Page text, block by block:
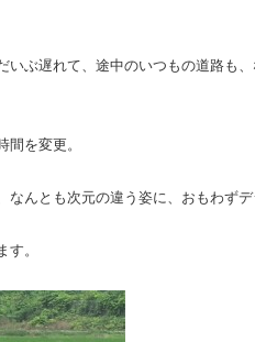
いぶ遅れて、途中のいつもの道路も
を変更。
なんとも次元の違う姿に、おもわず
。